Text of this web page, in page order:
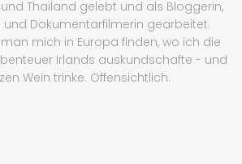
Thailand gelebt und als Bloggerin,
und Dokumentarfilmerin gearbeitet.
mich in Europa finden, wo ich die
Irlands auskundschafte - und
Wein trinke. Offensichtlich.